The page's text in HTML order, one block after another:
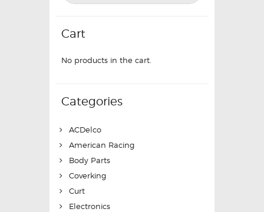
Cart
No products in the cart.
Categories
ACDelco
American Racing
Body Parts
Coverking
Curt
Electronics